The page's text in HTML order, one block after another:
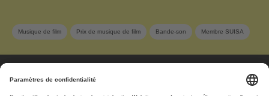
Musique de film Prix de musique de film Bande-son Membre SUISA